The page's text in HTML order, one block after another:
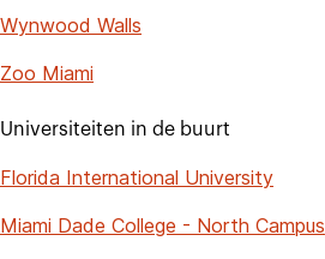
Wynwood Walls
Zoo Miami
Universiteiten in de buurt
Florida International University
Miami Dade College - North Campus